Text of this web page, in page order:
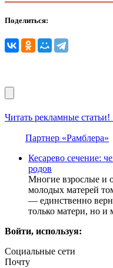
Поделиться:
Читать рекламные статьи!
Партнер «Рамблера»
Кесарево сечение:
родов
Многие взрослые и
молодых матерей
— единственно
только матери, но
Войти, используя:
Социальные сети
Почту